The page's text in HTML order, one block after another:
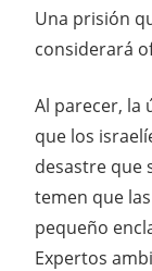
Una prisión
considerará
Al parecer, la
que los
desastre que
temen que
pequeño
Expertos